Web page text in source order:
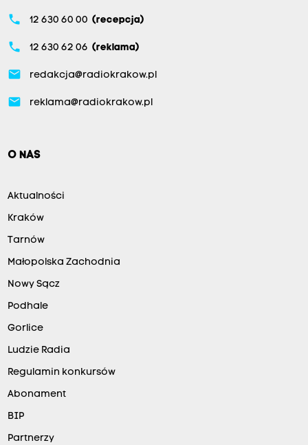
phone 12 630 60 00 (recepcja)
phone 12 630 62 06 (reklama)
email redakcja@radiokrakow.pl
email reklama@radiokrakow.pl
O NAS
Aktualności
Kraków
Tarnów
Małopolska Zachodnia
Nowy Sącz
Podhale
Gorlice
Ludzie Radia
Regulamin konkursów
Abonament
BIP
Partnerzy